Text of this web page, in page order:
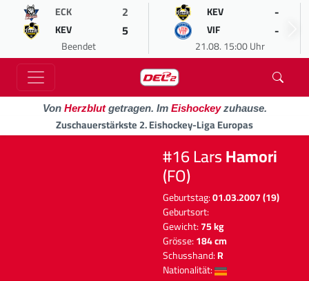
ECK 2
KEV 5
Beendet
KEV -
VIF -
21.08. 15:00 Uhr
Von Herzblutgetragen. Im Eishockeyzuhause.
Zuschauerstärkste 2. Eishockey-Liga Europas
#16 LarsHamori
(FO)
Geburtstag:01.03.2007 (19)
Geburtsort:
Gewicht:75 kg
Grösse:184 cm
Schusshand:R
Nationalität: